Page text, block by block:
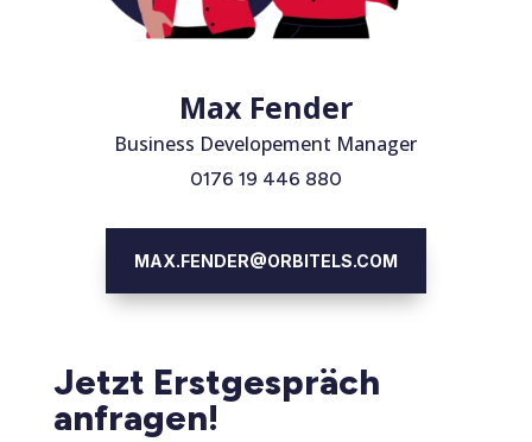
Max Fender
Business Developement Manager
0176 19 446 880
MAX.FENDER@ORBITELS.COM
Jetzt Erstgespräch
anfragen!